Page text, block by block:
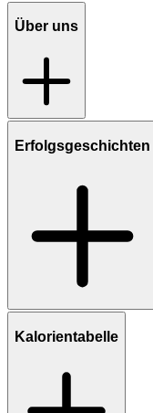
Über uns
Erfolgsgeschichten
Kalorientabelle